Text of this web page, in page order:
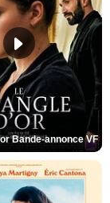
Bande-annonce VF